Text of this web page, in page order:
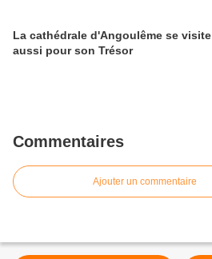
La cathédrale d'Angoulême se visite
aussi pour son Trésor
Commentaires
Ajouter un commentaire